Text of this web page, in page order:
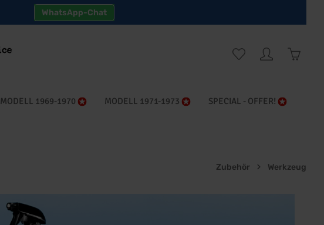
WhatsApp-Chat
MODELL 1969-1970 MODELL 1971-1973 SPECIAL - OFFER!
Zubehör Werkzeug